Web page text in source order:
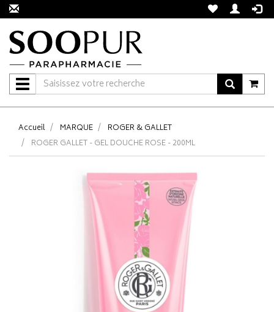
Navigation
Accueil MARQUE
ROGER & GALLET
ROGER GALLET - GEL DOUCHE ROSE - 200ML